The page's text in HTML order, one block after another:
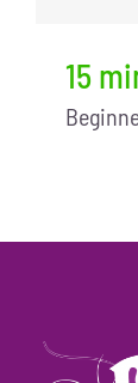
15